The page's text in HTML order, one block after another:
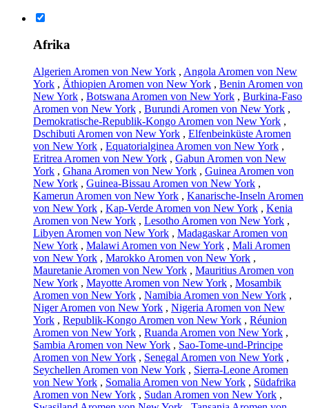
Afrika
Algerien Aromen von New York , Angola Aromen von New
York , Äthiopien Aromen von New York , Benin Aromen von
New York , Botswana Aromen von New York , Burkina-Faso
Aromen von New York , Burundi Aromen von New York ,
Demokratische-Republik-Kongo Aromen von New York ,
Dschibuti Aromen von New York , Elfenbeinküste Aromen
von New York , Equatorialginea Aromen von New York ,
Eritrea Aromen von New York , Gabun Aromen von New
York , Ghana Aromen von New York , Guinea Aromen von
New York , Guinea-Bissau Aromen von New York ,
Kamerun Aromen von New York , Kanarische-Inseln Aromen
von New York , Kap-Verde Aromen von New York , Kenia
Aromen von New York , Lesotho Aromen von New York ,
Libyen Aromen von New York , Madagaskar Aromen von
New York , Malawi Aromen von New York , Mali Aromen
von New York , Marokko Aromen von New York ,
Mauretanie Aromen von New York , Mauritius Aromen von
New York , Mayotte Aromen von New York , Mosambik
Aromen von New York , Namibia Aromen von New York ,
Niger Aromen von New York , Nigeria Aromen von New
York , Republik-Kongo Aromen von New York , Réunion
Aromen von New York , Ruanda Aromen von New York ,
Sambia Aromen von New York , Sao-Tome-und-Principe
Aromen von New York , Senegal Aromen von New York ,
Seychellen Aromen von New York , Sierra-Leone Aromen
von New York , Somalia Aromen von New York , Südafrika
Aromen von New York , Sudan Aromen von New York ,